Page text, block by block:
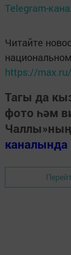
Telegram-
Читайте
https://
Тагы да
фото һәм
Чаллы»ның
каналында